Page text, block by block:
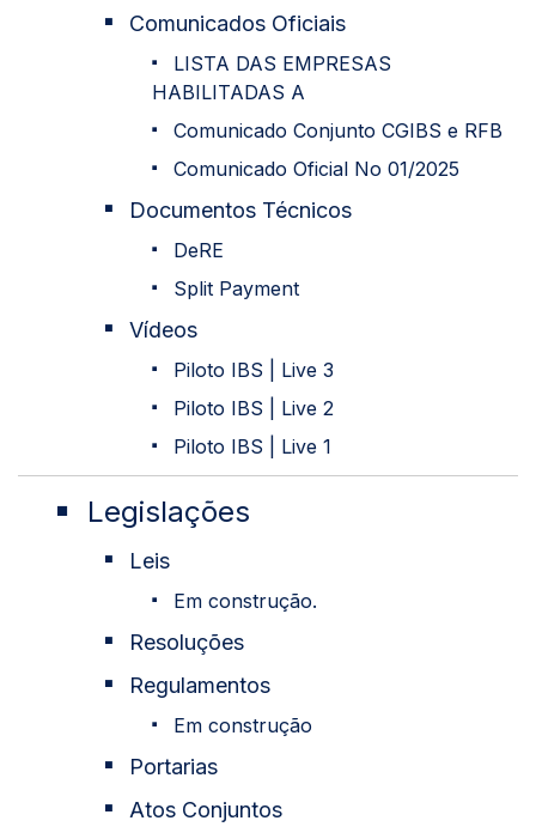
Comunicados Oficiais
LISTA DAS EMPRESAS
HABILITADAS A
Comunicado Conjunto CGIBS e RFB
Comunicado Oficial No 01/2025
Documentos Técnicos
DeRE
Split Payment
Vídeos
Piloto IBS | Live 3
Piloto IBS | Live 2
Piloto IBS | Live 1
Legislações
Leis
Em construção.
Resoluções
Regulamentos
Em construção
Portarias
Atos Conjuntos